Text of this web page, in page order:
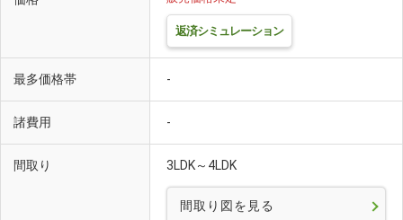
返済シミュレーション
最多価格帯 -
諸費用 -
間取り 3LDK～4LDK
間取り図を見る